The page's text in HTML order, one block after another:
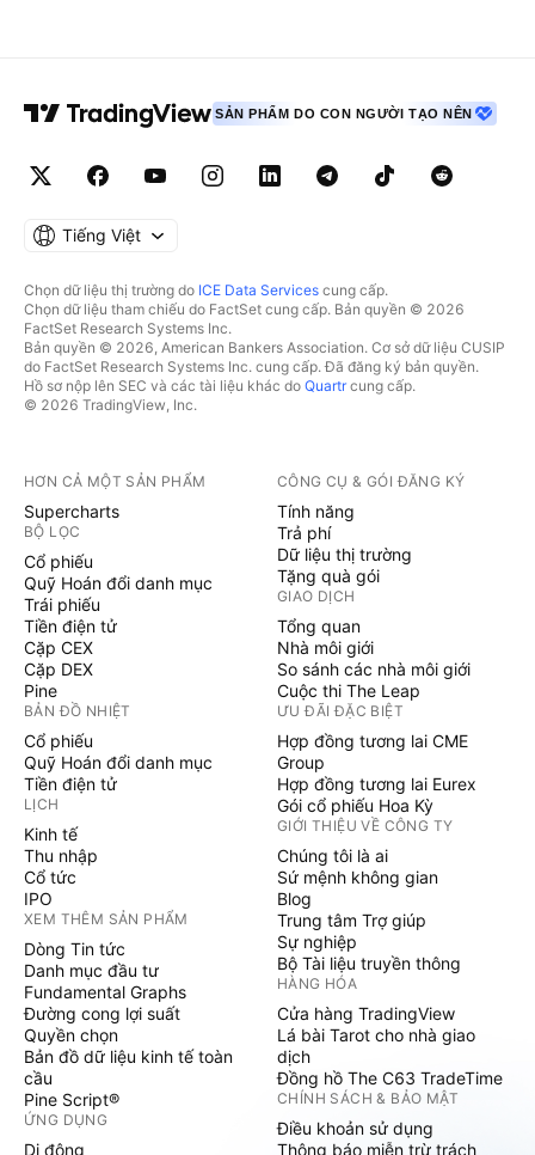
SẢN PHẨM DO CON NGƯỜI TẠO NÊN
Tiếng Việt
Chọn dữ liệu thị trường do ICE Data Services cung cấp.
Chọn dữ liệu tham chiếu do FactSet cung cấp. Bản quyền © 2026
FactSet Research Systems Inc.
Bản quyền © 2026, American Bankers Association. Cơ sở dữ liệu CUSIP
do FactSet Research Systems Inc. cung cấp. Đã đăng ký bản quyền.
Hồ sơ nộp lên SEC và các tài liệu khác do Quartrcung cấp.
© 2026 TradingView, Inc.
HƠN CẢ MỘT SẢN PHẨM
Supercharts
BỘ LỌC
Cổ phiếu
Quỹ Hoán đổi danh mục
Trái phiếu
Tiền điện tử
Cặp CEX
Cặp DEX
Pine
BẢN ĐỒ NHIỆT
Cổ phiếu
Quỹ Hoán đổi danh mục
Tiền điện tử
LỊCH
Kinh tế
Thu nhập
Cổ tức
IPO
XEM THÊM SẢN PHẨM
Dòng Tin tức
Danh mục đầu tư
Fundamental Graphs
Đường cong lợi suất
Quyền chọn
Bản đồ dữ liệu kinh tế toàn
cầu
Pine Script®
ỨNG DỤNG
Di động
CÔNG CỤ & GÓI ĐĂNG KÝ
Tính năng
Trả phí
Dữ liệu thị trường
Tặng quà gói
GIAO DỊCH
Tổng quan
Nhà môi giới
So sánh các nhà môi giới
Cuộc thi The Leap
ƯU ĐÃI ĐẶC BIỆT
Hợp đồng tương lai CME
Group
Hợp đồng tương lai Eurex
Gói cổ phiếu Hoa Kỳ
GIỚI THIỆU VỀ CÔNG TY
Chúng tôi là ai
Sứ mệnh không gian
Blog
Trung tâm Trợ giúp
Sự nghiệp
Bộ Tài liệu truyền thông
HÀNG HÓA
Cửa hàng TradingView
Lá bài Tarot cho nhà giao
dịch
Đồng hồ The C63 TradeTime
CHÍNH SÁCH & BẢO MẬT
Điều khoản sử dụng
Thông báo miễn trừ trách